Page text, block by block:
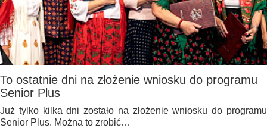
To ostatnie dni na złożenie wniosku do programu
Senior Plus
Już tylko kilka dni zostało na złożenie wniosku do programu
Senior Plus. Można to zrobić…